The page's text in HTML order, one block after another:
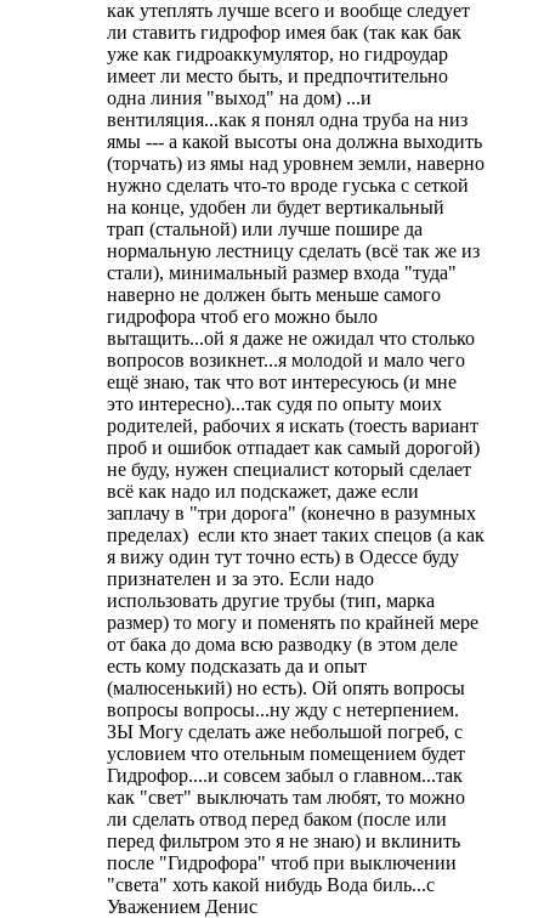
как утеплять лучше всего и вообще следует
ли ставить гидрофор имея бак (так как бак
уже как гидроаккумулятор, но гидроудар
имеет ли место быть, и предпочтительно
одна линия "выход" на дом) ...и
вентиляция...как я понял одна труба на низ
ямы --- а какой высоты она должна выходить
(торчать) из ямы над уровнем земли, наверно
нужно сделать что-то вроде гуська с сеткой
на конце, удобен ли будет вертикальный
трап (стальной) или лучше пошире да
нормальную лестницу сделать (всё так же из
стали), минимальный размер входа "туда"
наверно не должен быть меньше самого
гидрофора чтоб его можно было
вытащить...ой я даже не ожидал что столько
вопросов возикнет...я молодой и мало чего
ещё знаю, так что вот интересуюсь (и мне
это интересно)...так судя по опыту моих
родителей, рабочих я искать (тоесть вариант
проб и ошибок отпадает как самый дорогой)
не буду, нужен специалист который сделает
всё как надо ил подскажет, даже если
заплачу в "три дорога" (конечно в разумных
пределах) если кто знает таких спецов (а как
я вижу один тут точно есть) в Одессе буду
признателен и за это. Если надо
использовать другие трубы (тип, марка
размер) то могу и поменять по крайней мере
от бака до дома всю разводку (в этом деле
есть кому подсказать да и опыт
(малюсенький) но есть). Ой опять вопросы
вопросы вопросы...ну жду с нетерпением.
ЗЫ Могу сделать аже небольшой погреб, с
условием что отельным помещением будет
Гидрофор....и совсем забыл о главном...так
как "свет" выключать там любят, то можно
ли сделать отвод перед баком (после или
перед фильтром это я не знаю) и вклинить
после "Гидрофора" чтоб при выключении
"света" хоть какой нибудь Вода биль...с
Уважением Денис